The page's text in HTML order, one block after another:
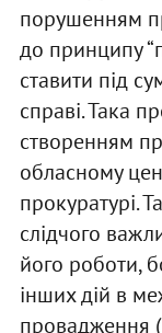
порушенням
до принципу
ставити під
справі. Така
створенням
обласному
прокуратурі.
слідчого
його роботи,
інших дій в
провадження